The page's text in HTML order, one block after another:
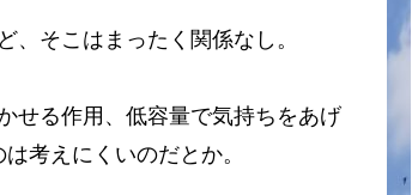
そこはまったく関係なし。
せる作用、低容量で気持ちをあげ
考えにくいのだとか。